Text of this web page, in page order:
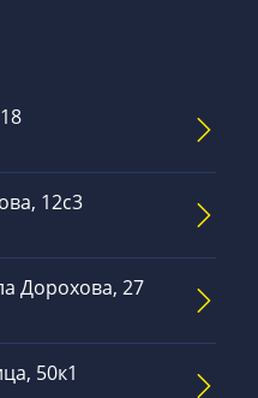
12с3
Дорохова, 27
50к1